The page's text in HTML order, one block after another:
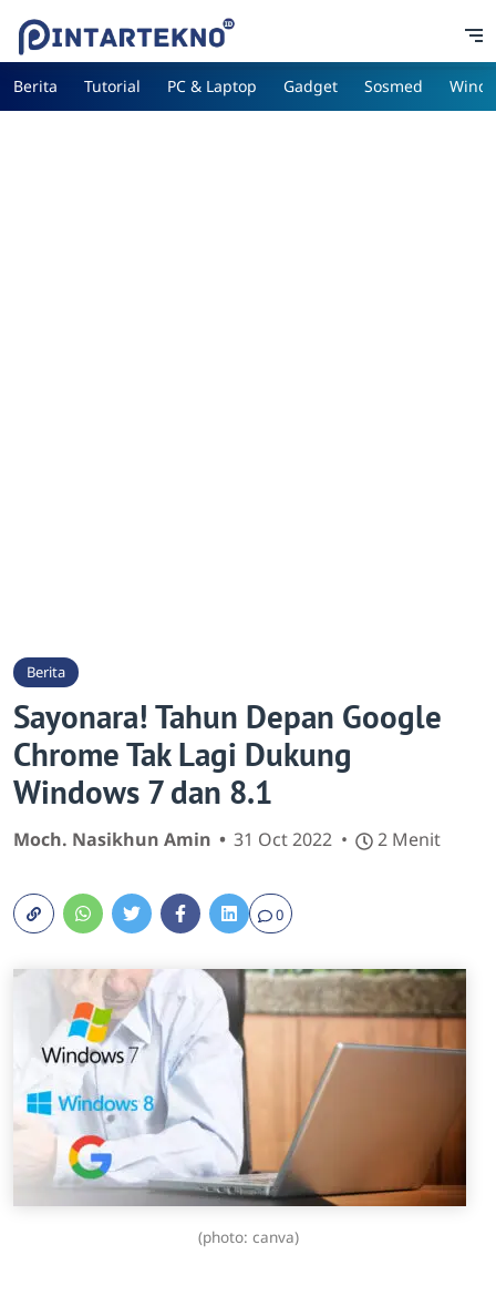
Berita Tutorial PC & Laptop Gadget Sosmed
Berita
Sayonara! Tahun Depan Google
Chrome Tak Lagi Dukung
Windows 7 dan 8.1
Moch. Nasikhun Amin 31 Oct 2022 2 Menit
0
(photo: canva)